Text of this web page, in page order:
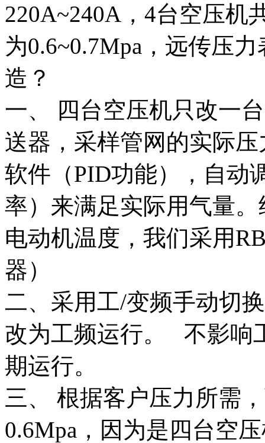
220A~240A，4台空压机
为0.6~0.7Mpa，远传压
造？
一、 四台空压机只改一
送器，采样管网的实际
软件（PID功能），自动
率）来满足实际用气量
电动机温度，我们采用
器）
二、采用工/变频手动切
改为工频运行。 不影响
期运行。
三、 根据客户压力所需
0.6Mpa，因为是四台空